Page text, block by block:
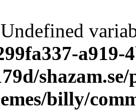
a919-
billy/